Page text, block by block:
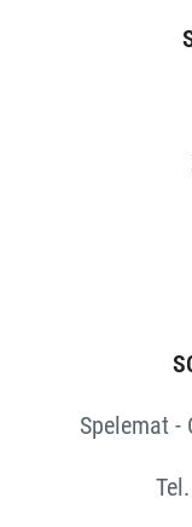
Spelemat -